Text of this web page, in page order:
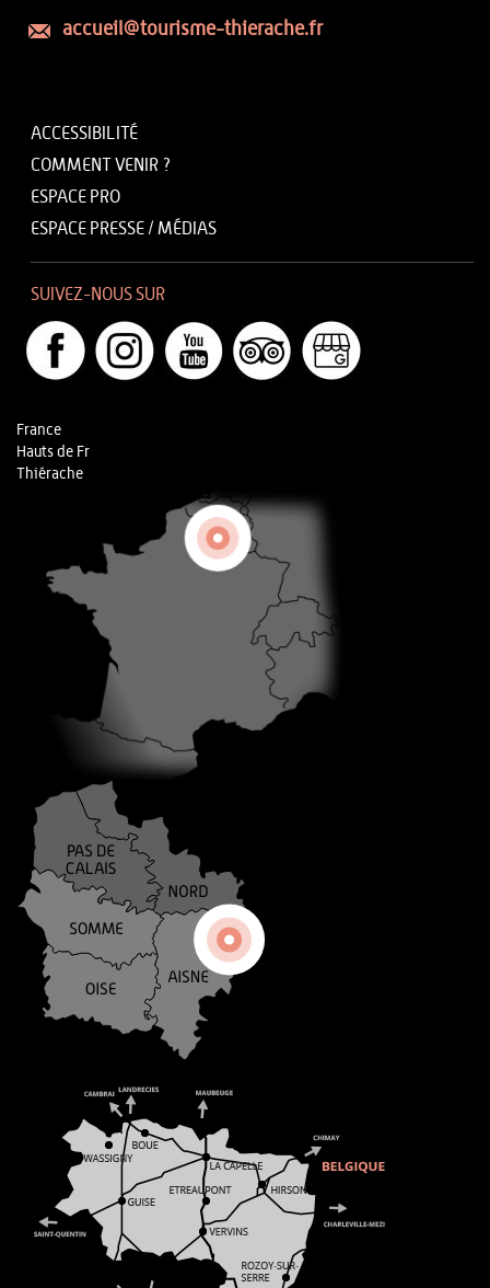
accueil@tourisme-thierache.fr
ACCESSIBILITÉ
COMMENT VENIR ?
ESPACE PRO
ESPACE PRESSE / MÉDIAS
SUIVEZ-NOUS SUR
France
Hauts de Fr
Thiérache